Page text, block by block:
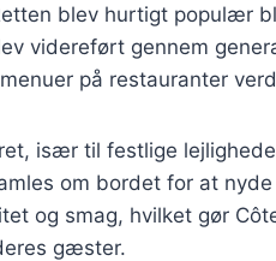
blev hurtigt populær
videreført gennem
på restauranter
især til festlige
om bordet for at
og smag, hvilket gør
gæster.